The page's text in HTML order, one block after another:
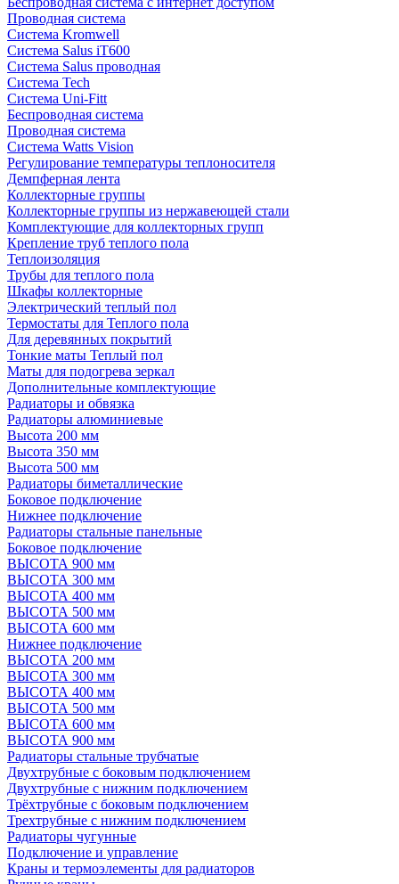
Проводная система
Система Kromwell
Система Salus iT600
Система Salus проводная
Система Tech
Система Uni-Fitt
Беспроводная система
Проводная система
Система Watts Vision
Регулирование температуры теплоносителя
Демпферная лента
Коллекторные группы
Коллекторные группы из нержавеющей стали
Комплектующие для коллекторных групп
Крепление труб теплого пола
Теплоизоляция
Трубы для теплого пола
Шкафы коллекторные
Электрический теплый пол
Термостаты для Теплого пола
Для деревянных покрытий
Тонкие маты Теплый пол
Маты для подогрева зеркал
Дополнительные комплектующие
Радиаторы и обвязка
Радиаторы алюминиевые
Высота 200 мм
Высота 350 мм
Высота 500 мм
Радиаторы биметаллические
Боковое подключение
Нижнее подключение
Радиаторы стальные панельные
Боковое подключение
ВЫСОТА 900 мм
ВЫСОТА 300 мм
ВЫСОТА 400 мм
ВЫСОТА 500 мм
ВЫСОТА 600 мм
Нижнее подключение
ВЫСОТА 200 мм
ВЫСОТА 300 мм
ВЫСОТА 400 мм
ВЫСОТА 500 мм
ВЫСОТА 600 мм
ВЫСОТА 900 мм
Радиаторы стальные трубчатые
Двухтрубные с боковым подключением
Двухтрубные с нижним подключением
Трёхтрубные с боковым подключением
Трехтрубные с нижним подключением
Радиаторы чугунные
Подключение и управление
Краны и термоэлементы для радиаторов